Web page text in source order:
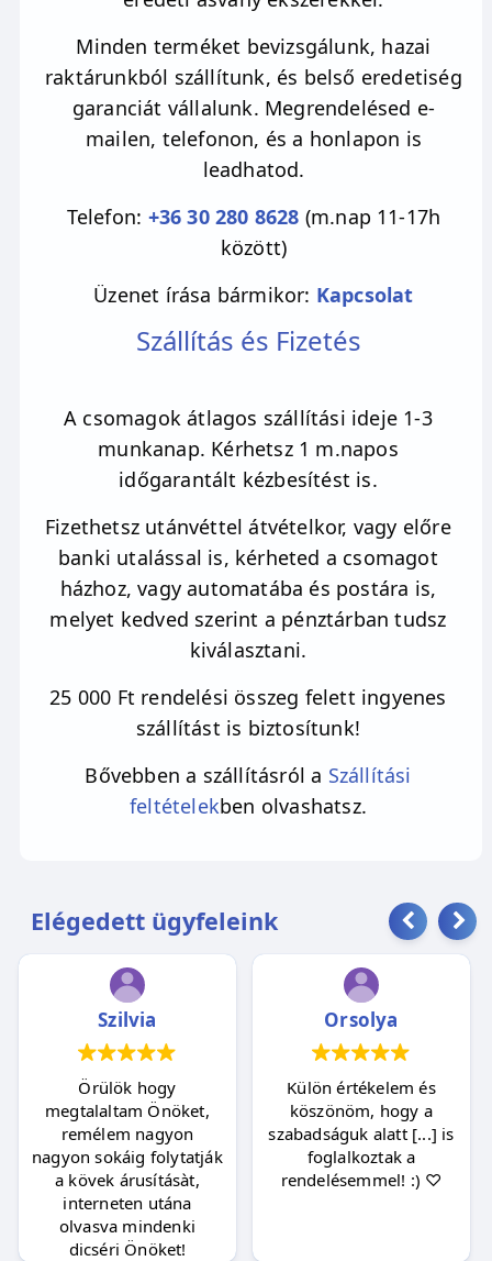
Minden terméket bevizsgálunk, hazai
raktárunkból szállítunk, és belső eredetiség
garanciát vállalunk. Megrendelésed e-
mailen, telefonon, és a honlapon is
leadhatod.
Telefon: +36 30 280 8628 (m.nap 11-17h
között)
Üzenet írása bármikor: Kapcsolat
Szállítás és Fizetés
A csomagok átlagos szállítási ideje 1-3
munkanap. Kérhetsz 1 m.napos
időgarantált kézbesítést is.
Fizethetsz utánvéttel átvételkor, vagy előre
banki utalással is, kérheted a csomagot
házhoz, vagy automatába és postára is,
melyet kedved szerint a pénztárban tudsz
kiválasztani.
25 000 Ft rendelési összeg felett ingyenes
szállítást is biztosítunk!
Bővebben a szállításról a Szállítási
feltételekben olvashatsz.
Elégedett ügyfeleink
Szilvia
Örülök hogy
megtalaltam Önöket,
remélem nagyon
nagyon sokáig folytatják
a kövek árusításàt,
interneten utána
olvasva mindenki
dicséri Önöket!
Orsolya
Külön értékelem és
köszönöm, hogy a
szabadságuk alatt [...] is
foglalkoztak a
rendelésemmel! :) ♡